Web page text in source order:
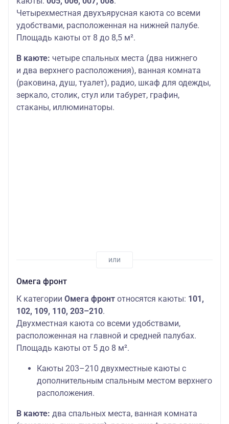
Четырехместная двухъярусная каюта со всеми
удобствами, расположенная на нижней палубе.
Площадь каюты от 8 до 8,5 м².
В каюте: четыре спальных места (два нижнего
и два верхнего расположения), ванная комната
(раковина, душ, туалет), радио, шкаф для одежды,
зеркало, столик, стул или табурет, графин,
стаканы, иллюминаторы.
Омега фронт
К категории Омега фронт относятся каюты: 101,
102, 109, 110, 203–210.
Двухместная каюта со всеми удобствами,
расположенная на главной и средней палубах.
Площадь каюты от 5 до 8 м².
Каюты 203–210 двухместные каюты с
дополнительным спальным местом верхнего
расположения.
В каюте: два спальных места, ванная комната